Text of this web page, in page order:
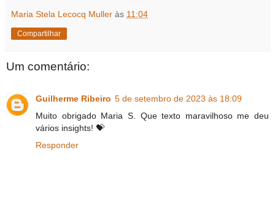
Maria Stela Lecocq Muller às 11:04
Compartilhar
Um comentário:
Guilherme Ribeiro 5 de setembro de 2023 às 18:09
Muito obrigado Maria S. Que texto maravilhoso me deu
vários insights! 💝
Responder